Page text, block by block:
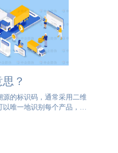
？
的标识码，通常采用二维
唯一地识别每个产品，并
获取产品的生产、加工、